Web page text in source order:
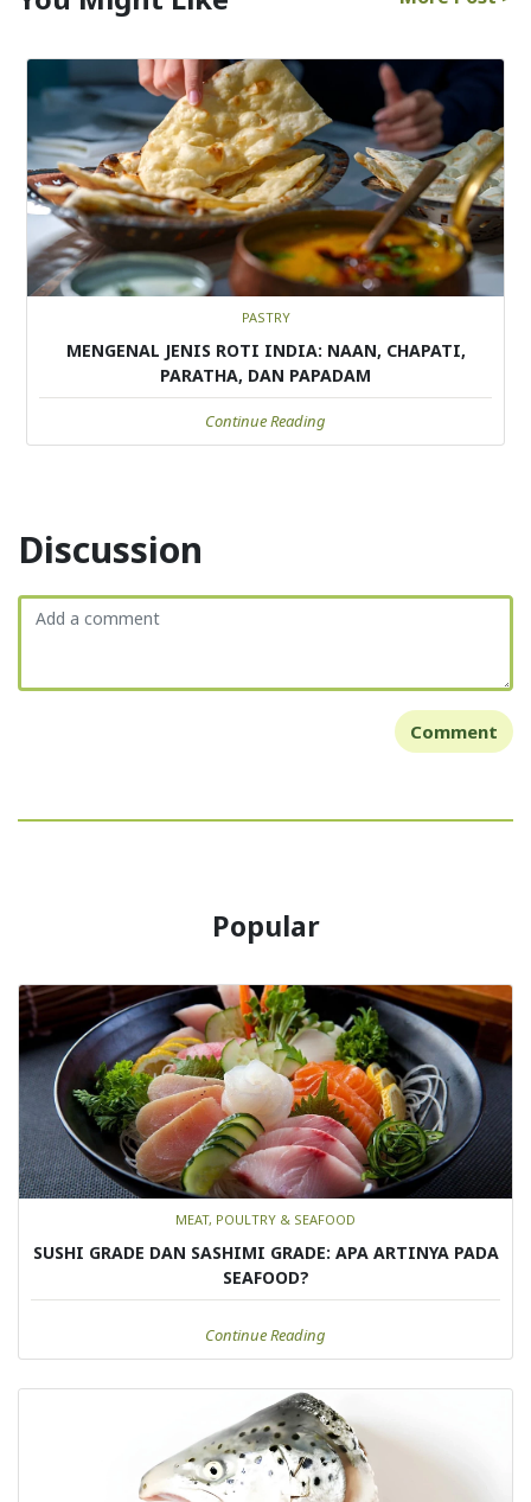
PASTRY
MENGENAL JENIS ROTI INDIA: NAAN, CHAPATI,
PARATHA, DAN PAPADAM
Continue Reading
Discussion
Comment
Popular
MEAT, POULTRY & SEAFOOD
SUSHI GRADE DAN SASHIMI GRADE: APA ARTINYA PADA
SEAFOOD?
Continue Reading